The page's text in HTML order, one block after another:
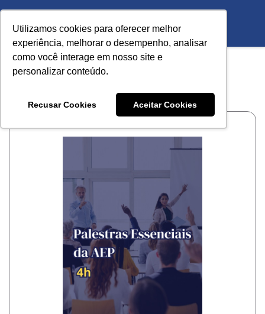
Utilizamos cookies para oferecer melhor
experiência, melhorar o desempenho, analisar
como você interage em nosso site e
personalizar conteúdo.
Recusar Cookies Aceitar Cookies
LOJA VIRTUAL - AECEP
Serviço > Palestras